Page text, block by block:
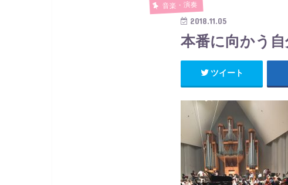
音楽・演奏
2018.11.05
本番に向かう
ツイート